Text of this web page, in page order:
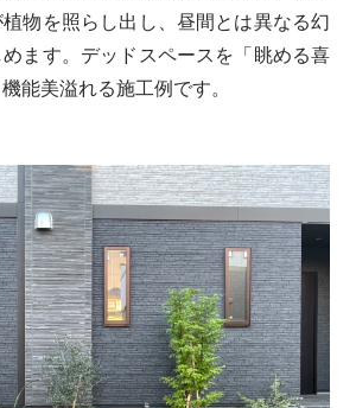
物を照らし出し、昼間とは異なる幻
ます。デッドスペースを「眺める喜
能美溢れる施工例です。